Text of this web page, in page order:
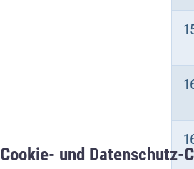
Cookie- und Datenschutz-